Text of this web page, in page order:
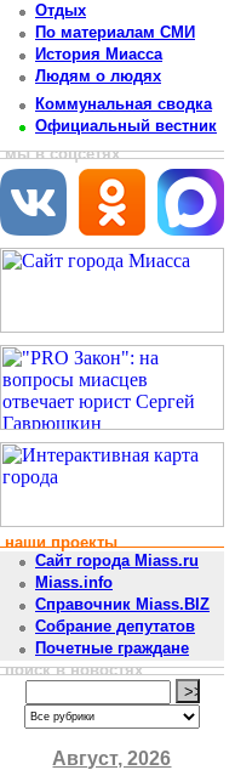
Отдых
По материалам СМИ
История Миасса
Людям о людях
Коммунальная сводка
Официальный вестник
мы в соцсетях
наши проекты
Сайт города Miass.ru
Miass.info
Справочник Miass.BIZ
Собрание депутатов
Почетные граждане
поиск в новостях
Август, 2026